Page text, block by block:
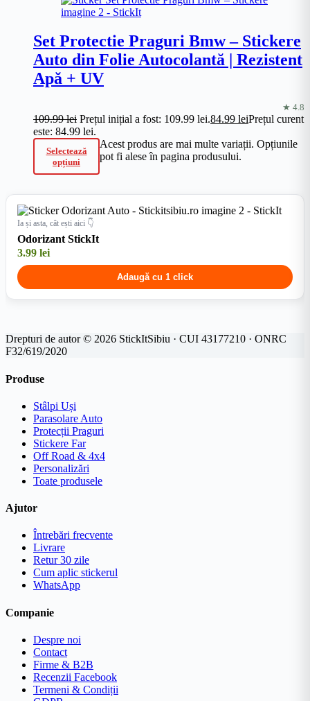
Set Protectie Praguri Bmw – Stickere
Auto din Folie Autocolantă | Rezistent
Apă + UV
★ 4.8
109.99lei Prețul inițial a fost: 109.99 lei.84.99 leiPrețul curent
este: 84.99 lei.
Selectează
opțiuni
Acest produs are mai multe variații. Opțiunile
pot fi alese în pagina produsului.
Ia și asta, cât ești aici 👇
Odorizant StickIt
3.99 lei
Adaugă cu 1 click
Drepturi de autor © 2026 StickItSibiu · CUI 43177210 · ONRC
F32/619/2020
Produse
Stâlpi Uși
Parasolare Auto
Protecții Praguri
Stickere Far
Off Road & 4x4
Personalizări
Toate produsele
Ajutor
Întrebări frecvente
Livrare
Retur 30 zile
Cum aplic stickerul
WhatsApp
Companie
Despre noi
Contact
Firme & B2B
Recenzii Facebook
Termeni & Condiții